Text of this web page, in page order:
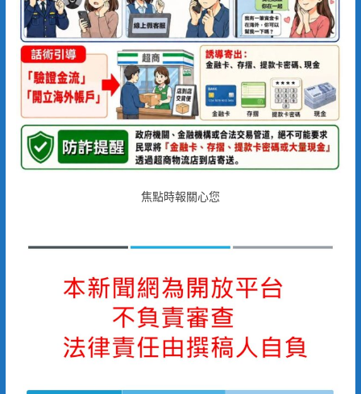
焦點時報關心您